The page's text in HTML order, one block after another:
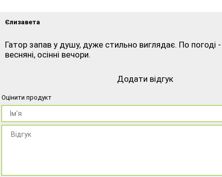
Єлизавета
Гатор запав у душу, дуже стильно виглядає. По погоді
весняні, осінні вечори.
Додати відгук
Оцінити продукт